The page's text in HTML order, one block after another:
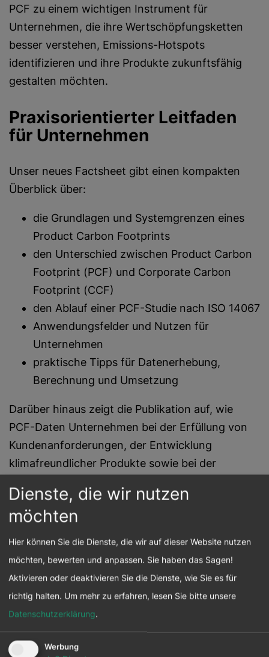
PCF zu einem wichtigen Instrument für
Unternehmen, die ihre Wertschöpfungsketten
besser verstehen, Emissions-Hotspots
identifizieren und ihre Produkte zukunftsfähig
gestalten möchten.
Praxisorientierter Leitfaden
für Unternehmen
Unser neues Factsheet gibt einen kompakten
Überblick über:
die Grundlagen und Systemgrenzen eines
Product Carbon Footprints
den Unterschied zwischen Product Carbon
Footprint (PCF) und Corporate Carbon
Footprint (CCF)
den Ablauf einer PCF-Studie nach ISO 14067
Anwendungsfelder und Nutzen für
Unternehmen
praktische Tipps für Datenerhebung,
Berechnung und Umsetzung
Darüber hinaus zeigt die Publikation auf, wie
PCF-Daten Unternehmen bei der Erfüllung von
Kundenanforderungen, der Entwicklung
klimafreundlicher Produkte sowie bei der
unterstützen können.
Gemeinsam mit ECOFIDES
entwickelt
Das Factsheet entstand in Zusammenarbeit mit
Klimamanagement in kompakter Form. Ziel ist es,
Dienste, die wir nutzen
möchten
Hier können Sie die Dienste, die wir auf dieser Website nutzen
möchten, bewerten und anpassen. Sie haben das Sagen!
Aktivieren oder deaktivieren Sie die Dienste, wie Sie es für
richtig halten. Um mehr zu erfahren, lesen Sie bitte unsere
Datenschutzerklärung.
Werbung